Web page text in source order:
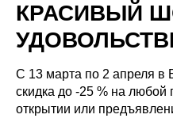
КРАСИВЫЙ
С 13 марта по 2 апреля в
скидка до -25 % на любой
открытии или